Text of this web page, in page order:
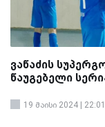
ვაწაძის
წაუგებელი
19 მაისი 2024 | 22:01